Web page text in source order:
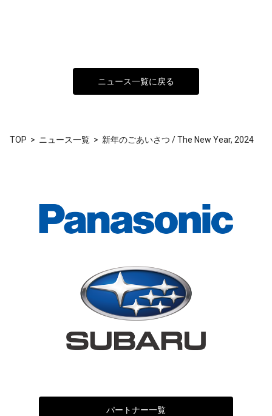
ニュース一覧に戻る
TOP ニュース一覧 新年のごあいさつ / The New Year, 2024
パートナー一覧